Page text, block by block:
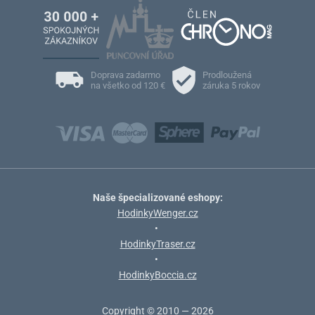
Doprava zadarmo
na všetko od 120 €
Prodloužená
záruka 5 rokov
Naše špecializované eshopy:
HodinkyWenger.cz
•
HodinkyTraser.cz
•
HodinkyBoccia.cz
Copyright © 2010 — 2026